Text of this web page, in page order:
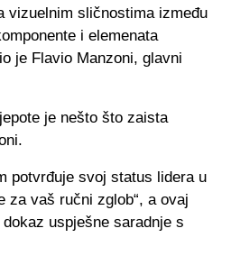
vizuelnim sličnostima između
i elemenata
je Flavio Manzoni, glavni
je nešto što zaista
potvrđuje svoj status lidera u
za vaš ručni zglob“, a ovaj
uspješne saradnje s